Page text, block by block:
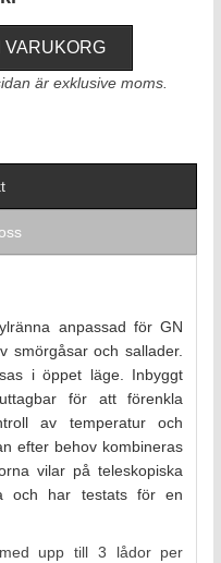
är exklusive moms.
anpassad för GN
smörgåsar och sallader.
i öppet läge. Inbyggt
för att förenkla
av temperatur och
efter behov kombineras
vilar på teleskopiska
och har testats för en
med upp till 3 lådor per